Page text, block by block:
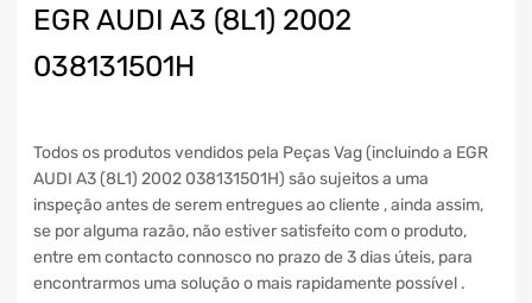
EGR AUDI A3 (8L1) 2002
038131501H
Todos os produtos vendidos pela Peças Vag (incluindo a EGR
AUDI A3 (8L1) 2002 038131501H) são sujeitos a uma
inspeção antes de serem entregues ao cliente , ainda assim,
se por alguma razão, não estiver satisfeito com o produto,
entre em contacto connosco no prazo de 3 dias úteis, para
encontrarmos uma solução o mais rapidamente possível .